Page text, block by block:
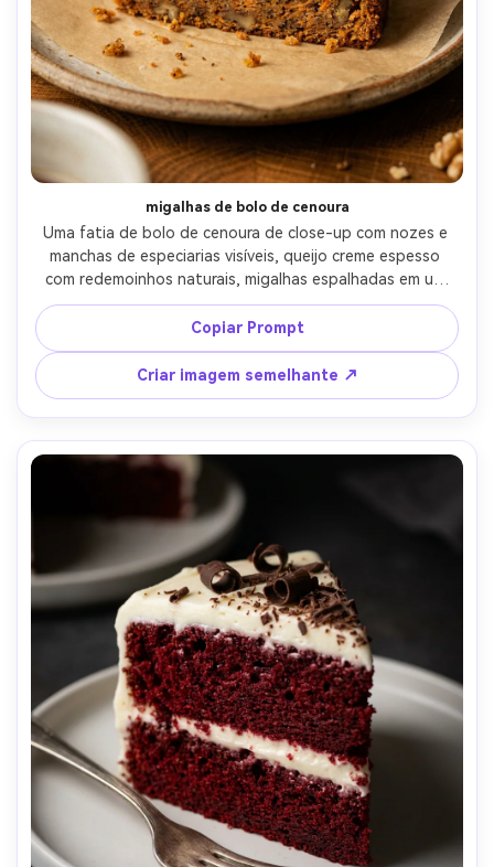
migalhas de bolo de cenoura
Uma fatia de bolo de cenoura de close-up com nozes e
manchas de especiarias visíveis, queijo creme espesso
com redemoinhos naturais, migalhas espalhadas em um
prato forrado com pergaminho, fundo de cozinha quente
e aconchegante desfocado, tirado em Canon EOS R6,
macro de 100 mm, f/2.8, textura ultra-real, grau de cor
quente apetitoso, iluminação cinematográfica suave-AR
4:5
Copiar Prompt
Criar imagem semelhante ↗